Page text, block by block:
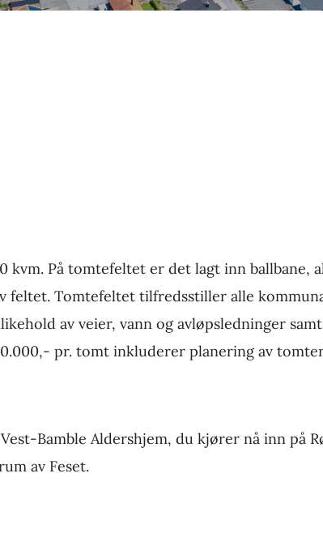
På tomtefeltet er det lagt inn ballbane,
feltet. Tomtefeltet tilfredsstiller alle
av veier, vann og avløpsledninger
pr. tomt inkluderer planering av
Bamble Aldershjem, du kjører nå inn på
av Feset.